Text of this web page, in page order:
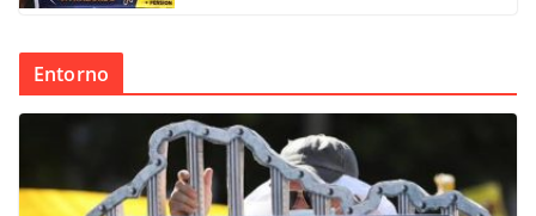
Entorno